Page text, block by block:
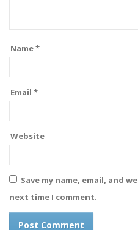
Name*
Email *
Website
Save my name, email, and
next time I comment.